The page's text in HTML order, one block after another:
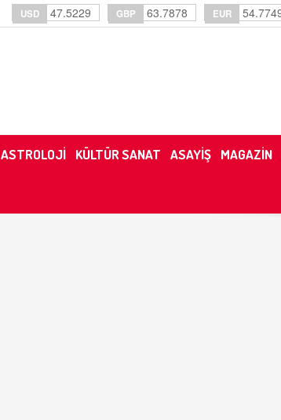
USD 47.5229 GBP 63.7878 EUR
ASTROLOJİ KÜLTÜR SANAT ASAYİŞ MAGAZİN